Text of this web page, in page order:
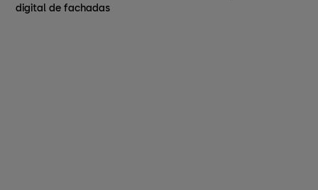
digital de fachadas